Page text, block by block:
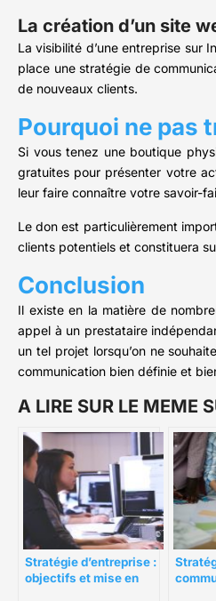
La création d’un site
La visibilité d’une entreprise sur
place une stratégie de
de nouveaux clients.
Pourquoi ne pas
Si vous tenez une boutique
gratuites pour présenter votre
leur faire connaître votre savoir-
Le don est particulièrement
clients potentiels et constituera
Conclusion
Il existe en la matière de
appel à un prestataire
un tel projet lorsqu’on ne
communication bien définie et
A LIRE SUR LE MEME
Stratégie d’entreprise :
objectifs et mise en